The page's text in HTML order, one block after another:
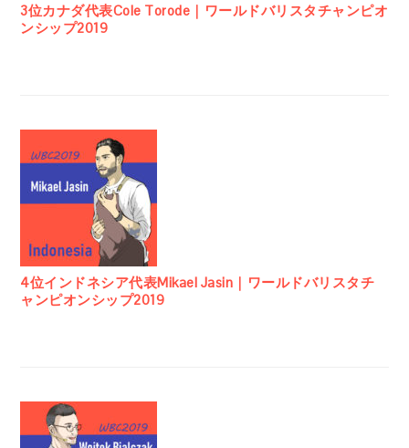
3位カナダ代表Cole Torode｜ワールドバリスタチャンピオ
ンシップ2019
4位インドネシア代表Mikael Jasin｜ワールドバリスタチ
ャンピオンシップ2019